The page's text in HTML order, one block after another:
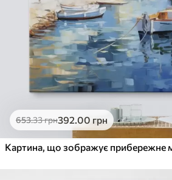
653.33грн392.00 грн